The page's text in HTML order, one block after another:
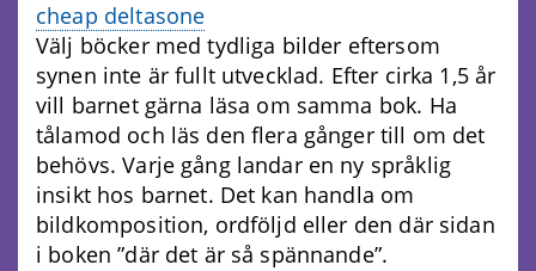
cheap deltasone
Välj böcker med tydliga bilder eftersom
synen inte är fullt utvecklad. Efter cirka 1,5 år
vill barnet gärna läsa om samma bok. Ha
tålamod och läs den flera gånger till om det
behövs. Varje gång landar en ny språklig
insikt hos barnet. Det kan handla om
bildkomposition, ordföljd eller den där sidan
i boken ”där det är så spännande”.